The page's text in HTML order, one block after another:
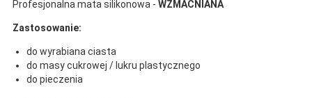
Profesjonalna mata silikonowa - WZMACNIANA
Zastosowanie:
do wyrabiana ciasta
do masy cukrowej / lukru plastycznego
do pieczenia